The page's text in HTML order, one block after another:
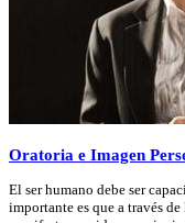
Oratoria e Imagen
El ser humano debe ser
importante es que a través